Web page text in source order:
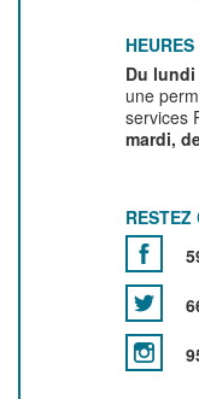
Du lundi
une
services
mardi,
RESTEZ